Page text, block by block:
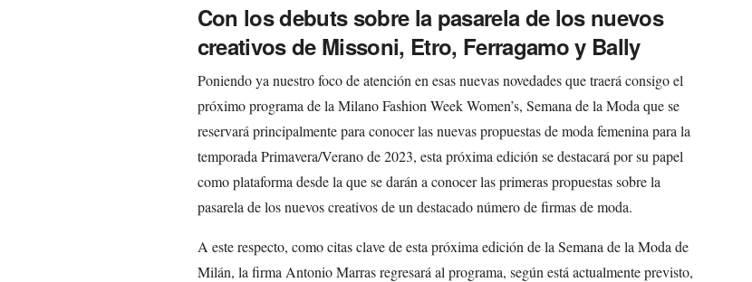
Con los debuts sobre la pasarela de los nuevos
creativos de Missoni, Etro, Ferragamo y Bally
Poniendo ya nuestro foco de atención en esas nuevas novedades que traerá consigo el
próximo programa de la Milano Fashion Week Women’s, Semana de la Moda que se
reservará principalmente para conocer las nuevas propuestas de moda femenina para la
temporada Primavera/Verano de 2023, esta próxima edición se destacará por su papel
como plataforma desde la que se darán a conocer las primeras propuestas sobre la
pasarela de los nuevos creativos de un destacado número de firmas de moda.
A este respecto, como citas clave de esta próxima edición de la Semana de la Moda de
Milán, la firma Antonio Marras regresará al programa, según está actualmente previsto,